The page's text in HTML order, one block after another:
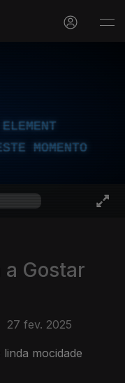
MOMENTO
Gostar
27 fev. 2025
mocidade